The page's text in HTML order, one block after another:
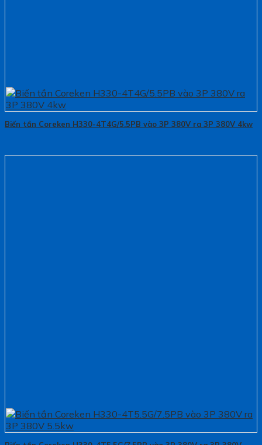
Biến tần Coreken H330-4T4G/5.5PB vào 3P 380V ra 3P 380V 4kw